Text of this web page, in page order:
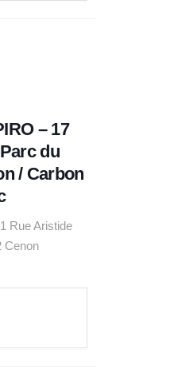
– 17
du
/ Carbon
Rue Aristide
Cenon